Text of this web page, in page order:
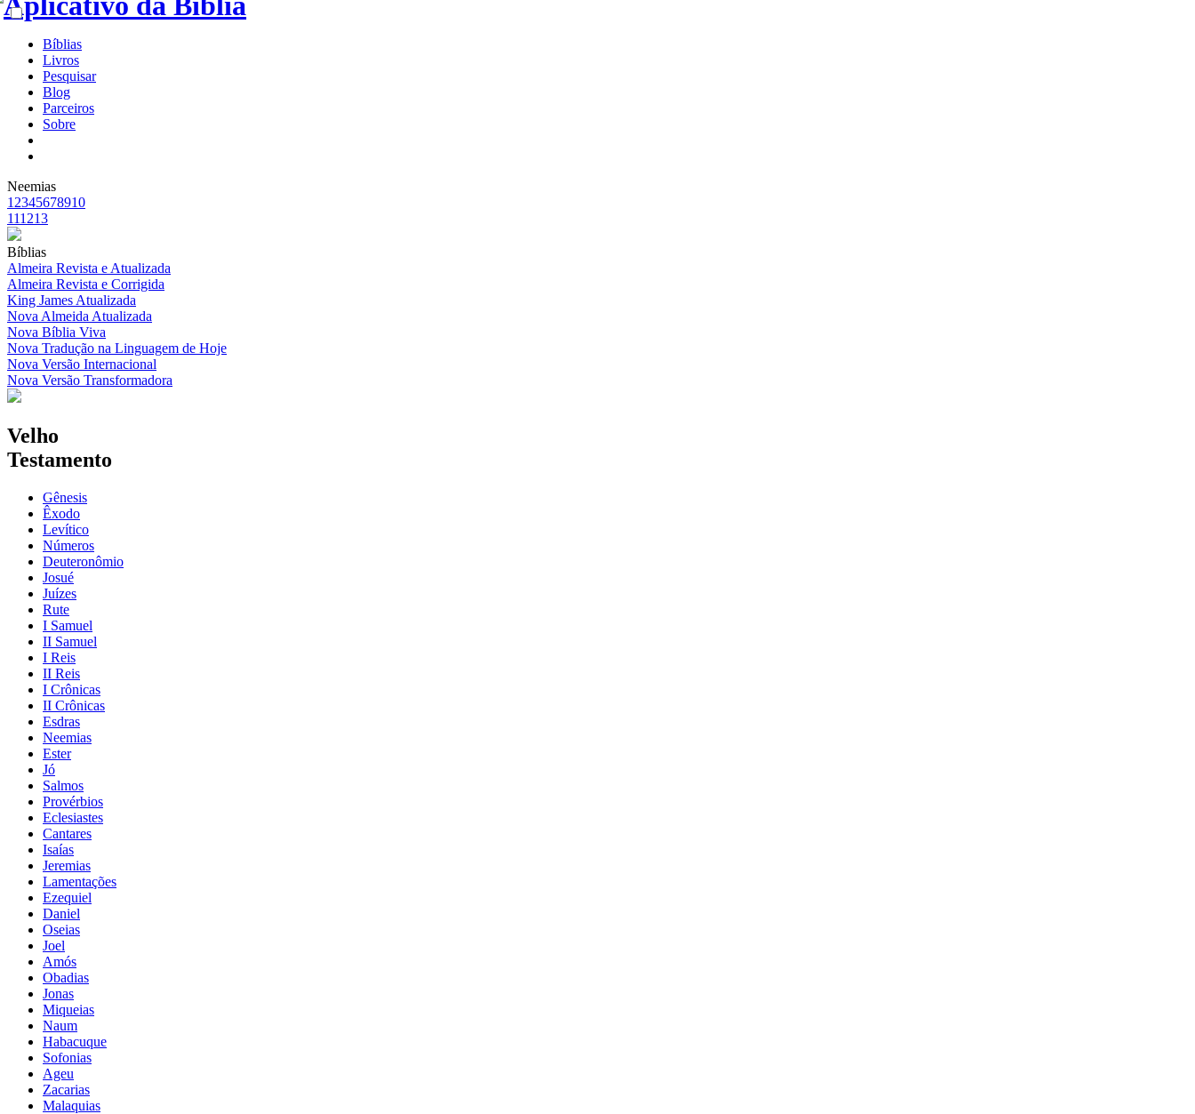
Bíblias
Livros
Pesquisar
Blog
Parceiros
Sobre
Neemias
1 2345678910
111213
Bíblias
Almeira Revista e Atualizada
Almeira Revista e Corrigida
King James Atualizada
Nova Almeida Atualizada
Nova Bíblia Viva
Nova Tradução na Linguagem de Hoje
Nova Versão Internacional
Nova Versão Transformadora
Velho
Testamento
Gênesis
Êxodo
Levítico
Números
Deuteronômio
Josué
Juízes
Rute
I Samuel
II Samuel
I Reis
II Reis
I Crônicas
II Crônicas
Esdras
Neemias
Ester
Jó
Salmos
Provérbios
Eclesiastes
Cantares
Isaías
Jeremias
Lamentações
Ezequiel
Daniel
Oseias
Joel
Amós
Obadias
Jonas
Miqueias
Naum
Habacuque
Sofonias
Ageu
Zacarias
Malaquias